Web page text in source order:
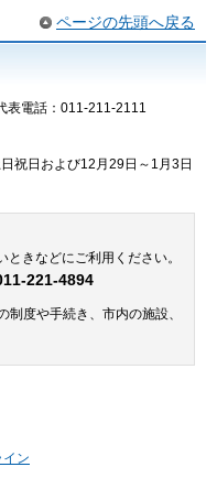
ページの先頭へ戻る
表電話：011-211-2111
祝日および12月29日～1月3日
きなどにご利用ください。
221-4894
度や手続き、市内の施設、
ン